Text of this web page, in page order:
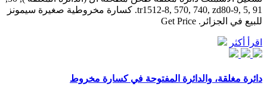
tr1512-8, 570, 740, zd80-9, 5, 91. كسارة مخروطية صغيرة سيمونز
للبيع في الجزائر. Get Price
اقرأ أكثر
دائرة مغلقة، والدائرة المفتوحة في كسارة مخروط